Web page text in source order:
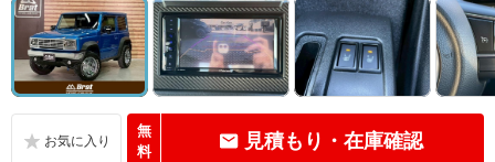
無
料
見積もり・在庫確認